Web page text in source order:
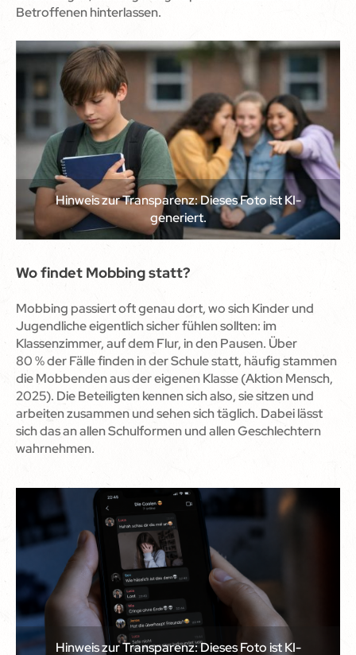
Betroffenen hinterlassen.
Hinweis zur Transparenz: Dieses Foto ist KI-
generiert.
Wo findet Mobbing statt?
Mobbing passiert oft genau dort, wo sich Kinder und
Jugendliche eigentlich sicher fühlen sollten: im
Klassenzimmer, auf dem Flur, in den Pausen. Über
80 % der Fälle finden in der Schule statt, häufig stammen
die Mobbenden aus der eigenen Klasse (Aktion Mensch,
2025). Die Beteiligten kennen sich also, sie sitzen und
arbeiten zusammen und sehen sich täglich. Dabei lässt
sich das an allen Schulformen und allen Geschlechtern
wahrnehmen.
Hinweis zur Transparenz: Dieses Foto ist KI-